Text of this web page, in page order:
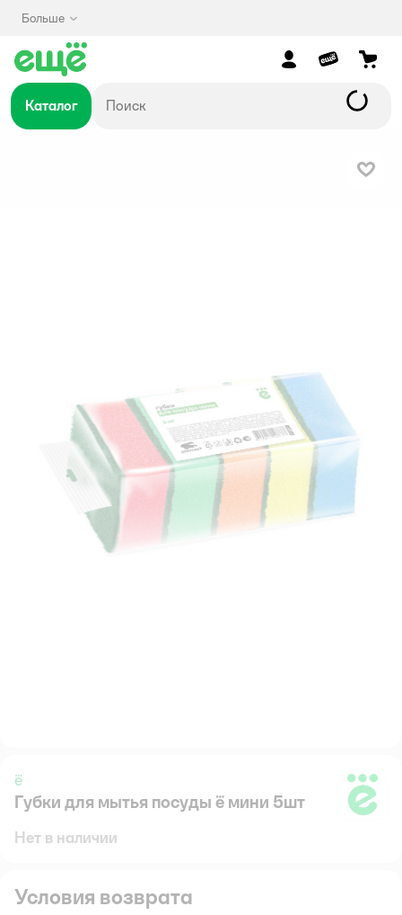
Больше
Каталог
В
ё
Губки для мытья посуды ё мини 5шт
Нет в наличии
Условия возврата